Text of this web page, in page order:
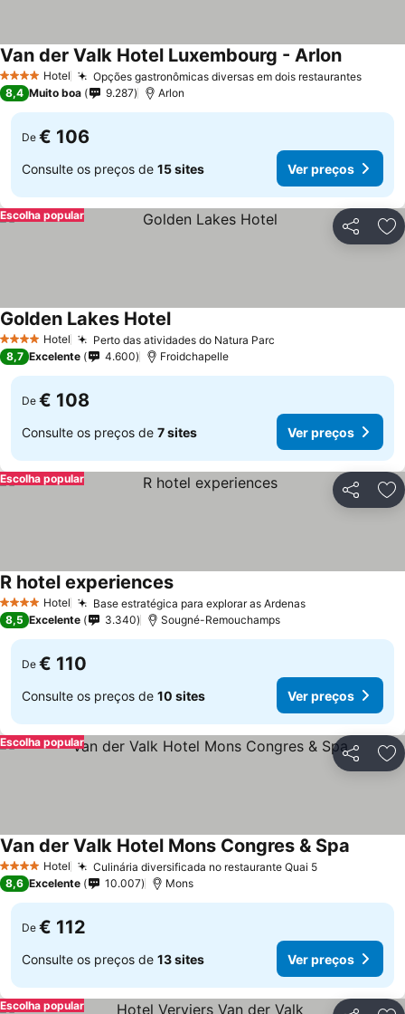
4 EstrelasHotel Opções gastronômicas diversas em dois restaurantesVer
Van der Valk Hotel Luxembourg - ArlonVer
8,4 Muito boa 9.287 Arlon
De € 106
Consulte os preços de 15 sites Ver preços
Partilhar
Escolha popular
4 EstrelasHotel Perto das atividades do Natura Parc
Golden Lakes HotelVer preços
8,7 Excelente 4.600 Froidchapelle
De € 108
Consulte os preços de 7 sites Ver preços
Partilhar
Escolha popular
4 EstrelasHotel Base estratégica para explorar as ArdenasVer preços
R hotel experiencesVer preços
8,5 Excelente 3.340 Sougné-Remouchamps
De € 110
Consulte os preços de 10 sites Ver preços
Partilhar
Escolha popular
4 EstrelasHotel Culinária diversificada no restaurante Quai 5Ver preços
Van der Valk Hotel Mons Congres & Spa
8,6 Excelente 10.007 Mons
De € 112
Consulte os preços de 13 sites Ver preços
Escolha popular